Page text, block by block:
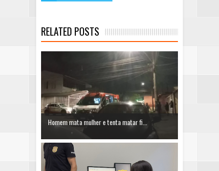
RELATED POSTS
Homem mata mulher e tenta matar fi...